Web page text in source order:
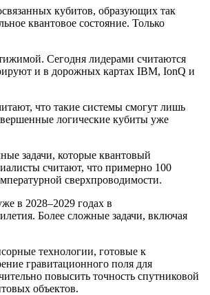
кубитов, образующих так
квантовое состояние. Только
Сегодня лидерами считаются
и в дорожных картах IBM, IonQ и
что такие системы смогут лишь
логические кубиты уже
задачи, которые квантовый
считают, что примерно 100
сверхпроводимости.
в 2028–2029 годах в
Более сложные задачи, включая
технологии, готовые к
гравитационного поля для
повысить точность спутниковой
объектов.